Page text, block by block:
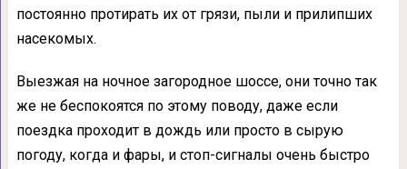
постоянно протирать их от грязи, пыли и прилипших
насекомых.
Выезжая на ночное загородное шоссе, они точно так
же не беспокоятся по этому поводу, даже если
поездка проходит в дождь или просто в сырую
погоду, когда и фары, и стоп-сигналы очень быстро